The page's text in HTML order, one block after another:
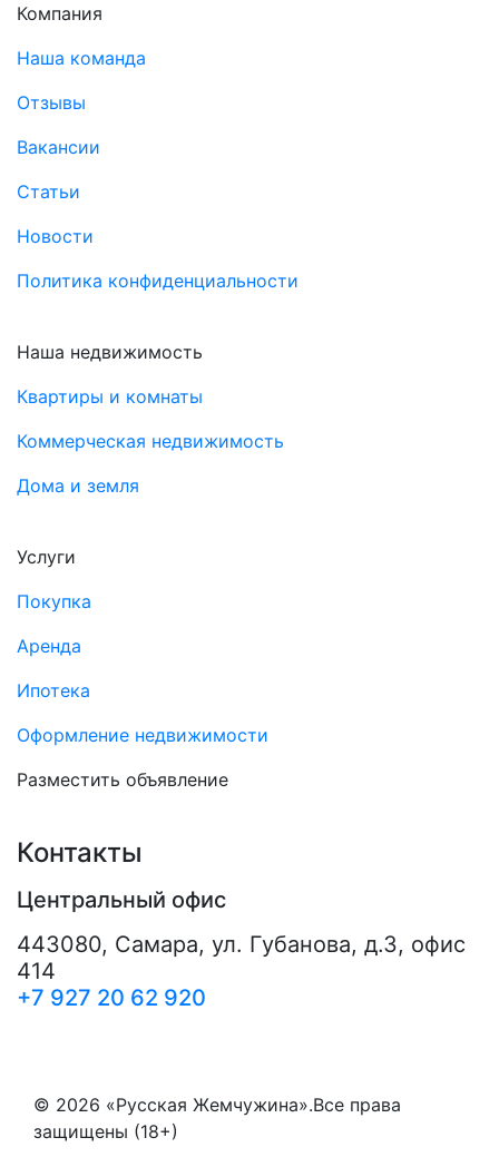
Компания
Наша команда
Отзывы
Вакансии
Статьи
Новости
Политика конфиденциальности
Наша недвижимость
Квартиры и комнаты
Коммерческая недвижимость
Дома и земля
Услуги
Покупка
Аренда
Ипотека
Оформление недвижимости
Разместить объявление
Контакты
Центральный офис
443080, Самара, ул. Губанова, д.3, офис
414
+7 927 20 62 920
© 2026 «Русская Жемчужина».Все права
защищены (18+)